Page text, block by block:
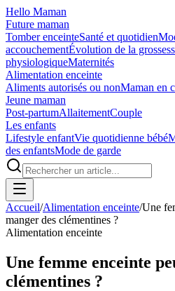
Hello Maman
Future maman
Tomber enceinteSanté et quotidien
accouchementÉvolution de la
physiologiqueMaternités
Alimentation enceinte
Aliments autorisés ou nonMaman en
Jeune maman
Post-partumAllaitementCouple
Les enfants
Lifestyle enfantVie quotidienne bébé
des enfantsMode de garde
Accueil/Alimentation enceinte/Une
manger des clémentines ?
Alimentation enceinte
Une femme enceinte
clémentines ?